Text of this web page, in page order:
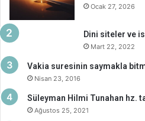
Ocak 27, 2026
Dini siteler ve
Mart 22, 2022
Vakia suresinin saymakla
Nisan 23, 2016
Süleyman Hilmi Tunahan hz.
Ağustos 25, 2021